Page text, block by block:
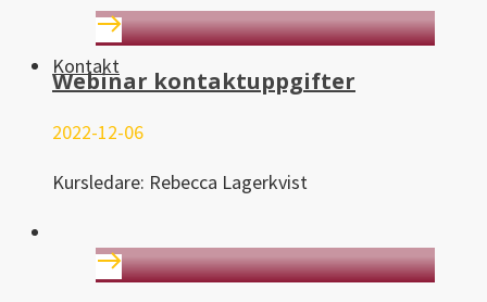
Kontakt
Webinar kontaktuppgifter
2022-12-06
Kursledare: Rebecca Lagerkvist